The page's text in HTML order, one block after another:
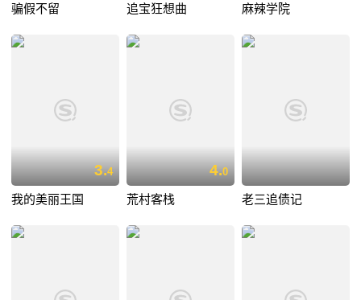
骗假不留 追宝狂想曲 麻辣学院
3.4
我的美丽王国
4.0
荒村客栈 老三追债记